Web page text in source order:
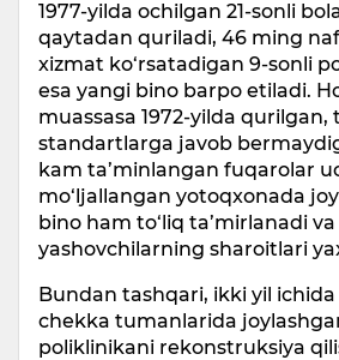
1977-yilda ochilgan 21-sonli
qaytadan quriladi, 46 ming
xizmat ko‘rsatadigan 9-sonli
esa yangi bino barpo etiladi.
muassasa 1972-yilda qurilgan,
standartlarga javob
kam ta’minlangan fuqarolar
mo‘ljallangan yotoqxonada
bino ham to‘liq ta’mirlanadi
yashovchilarning sharoitlari
Bundan tashqari, ikki yil
chekka tumanlarida
poliklinikani rekonstruksiya